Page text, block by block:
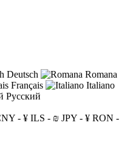
Deutsch
Romana
Français
Italiano
Русский
- ¥ ILS - ₪ JPY - ¥ RON -